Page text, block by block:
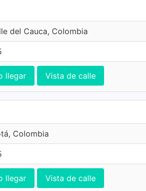
del Cauca, Colombia
llegar Vista de calle
Colombia
llegar Vista de calle